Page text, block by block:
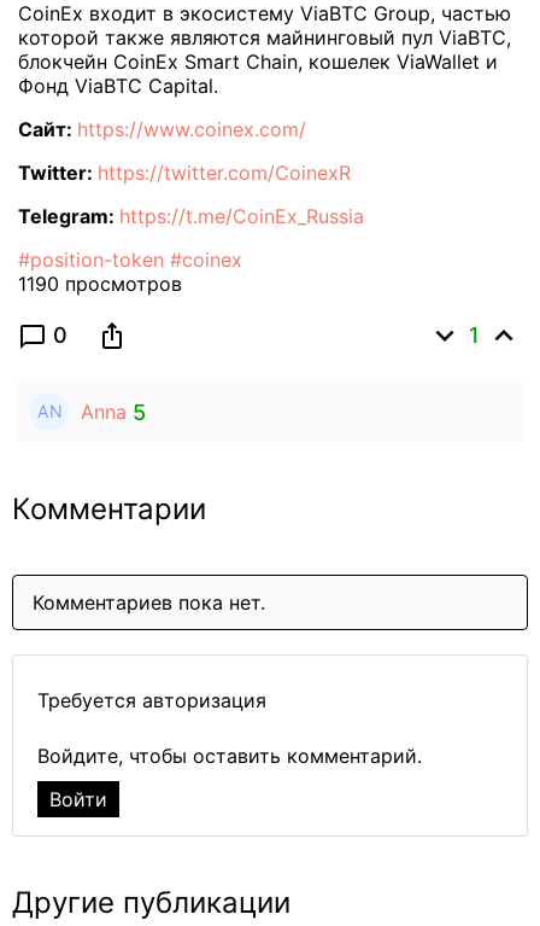
CoinEx входит в экосистему ViaBTC Group, частью
которой также являются майнинговый пул ViaBTC,
блокчейн CoinEx Smart Chain, кошелек ViaWallet и
Фонд ViaBTC Capital.
Сайт: https://www.coinex.com/
Twitter: https://twitter.com/CoinexR
Telegram: https://t.me/CoinEx_Russia
#position-token #coinex
1190 просмотров
chat_bubble_outline 0 ios_share expand_more 1 expand_less
Anna 5
Комментарии
Комментариев пока нет.
Требуется авторизация
Войдите, чтобы оставить комментарий.
Войти
Другие публикации